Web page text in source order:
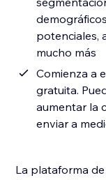
potenciales,
mucho más
Comienza a
gratuita.
aumentar la
enviar a
La plataforma